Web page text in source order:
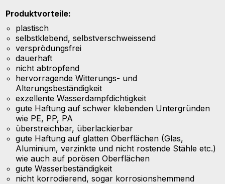
Produktvorteile:
plastisch
selbstklebend, selbstverschweissend
versprödungsfrei
dauerhaft
nicht abtropfend
hervorragende Witterungs- und
Alterungsbeständigkeit
exzellente Wasserdampfdichtigkeit
gute Haftung auf schwer klebenden Untergründen
wie PE, PP, PA
überstreichbar, überlackierbar
gute Haftung auf glatten Oberflächen (Glas,
Aluminium, verzinkte und nicht rostende Stähle etc.)
wie auch auf porösen Oberflächen
gute Wasserbeständigkeit
nicht korrodierend, sogar korrosionshemmend